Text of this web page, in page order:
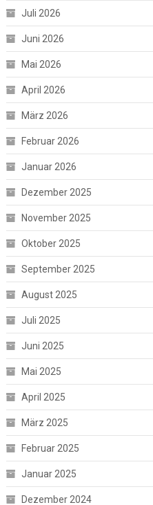
Juli 2026
Juni 2026
Mai 2026
April 2026
März 2026
Februar 2026
Januar 2026
Dezember 2025
November 2025
Oktober 2025
September 2025
August 2025
Juli 2025
Juni 2025
Mai 2025
April 2025
März 2025
Februar 2025
Januar 2025
Dezember 2024